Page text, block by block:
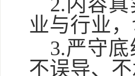
业与行业
3.严守
不误导、不